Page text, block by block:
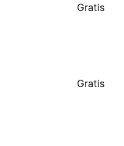
Gratis
Gratis